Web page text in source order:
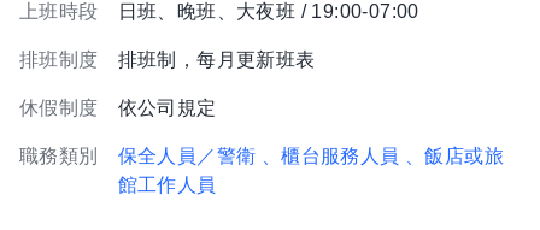
上班時段 日班、晚班、大夜班 / 19:00-07:00
排班制度 排班制，每月更新班表
休假制度 依公司規定
職務類別 保全人員／警衛 、櫃台服務人員
、飯店或旅
館工作人員